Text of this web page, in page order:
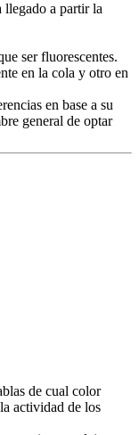
llegado a partir la
ser fluorescentes.
en la cola y otro en
en base a su
general de optar
de cual color
actividad de los